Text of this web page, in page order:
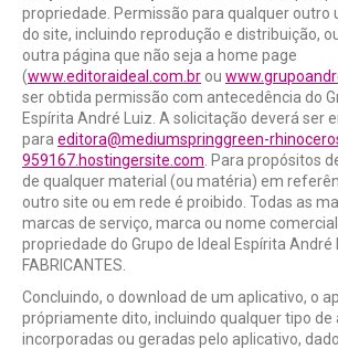
propriedade. Permissão para qualquer outro
do site, incluindo reprodução e distribuição,
outra página que não seja a home page
(www.editoraideal.com.br ou
ser obtida permissão com antecedência do
Espírita André Luiz. A solicitação deverá ser
para editora@mediumspringgreen-
959167.hostingersite.com . Para propósitos
de qualquer material (ou matéria) em
outro site ou em rede é proibido. Todas as
marcas de serviço, marca ou nome
propriedade do Grupo de Ideal Espírita
FABRICANTES.
Concluindo, o download de um aplicativo, o
própriamente dito, incluindo qualquer tipo de
incorporadas ou geradas pelo aplicativo,